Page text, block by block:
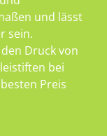
und lässt
sein.
Druck von
bei
Preis